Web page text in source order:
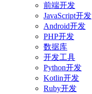
前端开发
JavaScript开发
Android开发
PHP开发
数据库
开发工具
Python开发
Kotlin开发
Ruby开发